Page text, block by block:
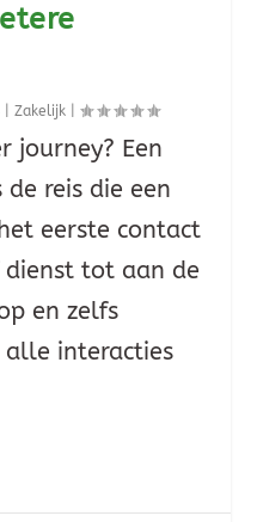
|Zakelijk |
journey? Een
reis die een
eerste contact
tot aan de
en zelfs
interacties